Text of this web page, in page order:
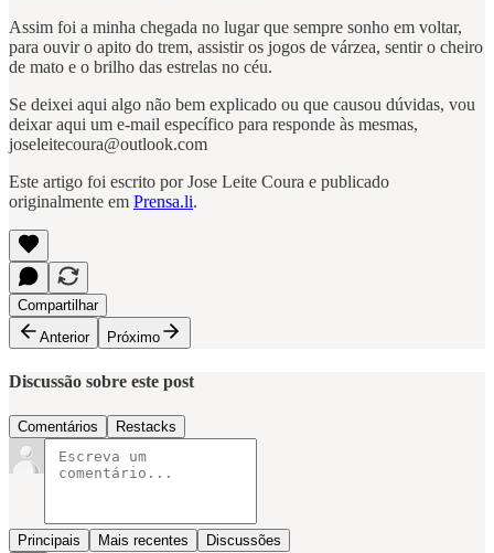
Assim foi a minha chegada no lugar que sempre sonho em voltar,
para ouvir o apito do trem, assistir os jogos de várzea, sentir o cheiro
de mato e o brilho das estrelas no céu.
Se deixei aqui algo não bem explicado ou que causou dúvidas, vou
deixar aqui um e-mail específico para responde às mesmas,
joseleitecoura@outlook.com
Este artigo foi escrito por Jose Leite Coura e publicado
originalmente em Prensa.li.
Compartilhar
Anterior
Próximo
Discussão sobre este post
Comentários Restacks
Principais Mais recentes Discussões